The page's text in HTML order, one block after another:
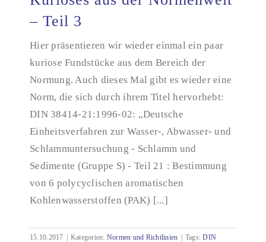
Kurioses aus der Normenwelt – Teil 3
– Teil 3
Hier präsentieren wir wieder einmal ein paar
kuriose Fundstücke aus dem Bereich der
Normung. Auch dieses Mal gibt es wieder eine
Norm, die sich durch ihrem Titel hervorhebt:
DIN 38414-21:1996-02: „Deutsche
Einheitsverfahren zur Wasser-, Abwasser- und
Schlammuntersuchung - Schlamm und
Sedimente (Gruppe S) - Teil 21 : Bestimmung
von 6 polycyclischen aromatischen
Kohlenwasserstoffen (PAK) [...]
15.10.2017 Kategorien: Normen und Richtlinien Tags:DIN